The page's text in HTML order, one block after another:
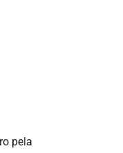
pela